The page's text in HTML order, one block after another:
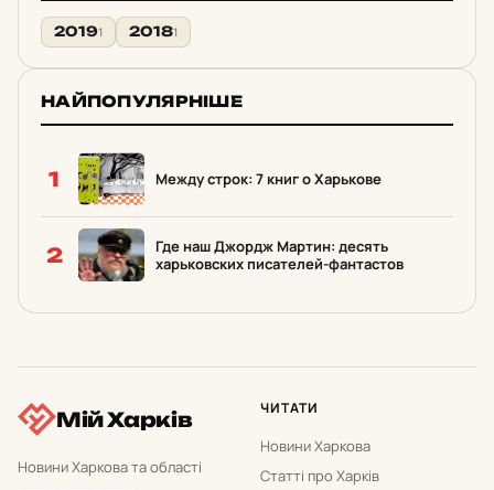
20191 20181
НАЙПОПУЛЯРНІШЕ
1 Между строк: 7 книг о Харькове
2
Где наш Джордж Мартин: десять
харьковских писателей-фантастов
Мій Харків
Новини Харкова та області
ЧИТАТИ
Новини Харкова
Статті про Харків